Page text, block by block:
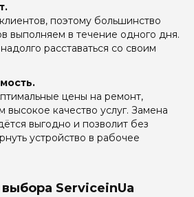
поэтому большинство
выполняем в течение одного дня.
расставаться со своим
цены на ремонт,
высокое качество услуг. Замена
выгодно и позволит без
устройство в рабочее
ServiceinUa